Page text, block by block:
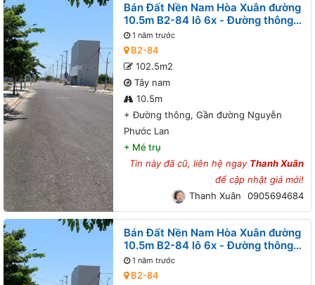
Bán Đất Nền Nam Hòa Xuân đường
10.5m B2-84 lô 6x - Đường thông,
Gần đường Nguyễn Phước Lan
1 năm trước
B2-84
102.5m2
Tây nam
10.5m
+Đường thông, Gần đường Nguyễn
Phước Lan
+ Mé trụ
Tin này đã cũ, liên hệ ngay Thanh Xuân
để cập nhật giá mới!
Thanh Xuân
0905694684
Bán Đất Nền Nam Hòa Xuân đường
10.5m B2-84 lô 6x - Đường thông,
Gần đường Nguyễn Phước Lan
1 năm trước
B2-84